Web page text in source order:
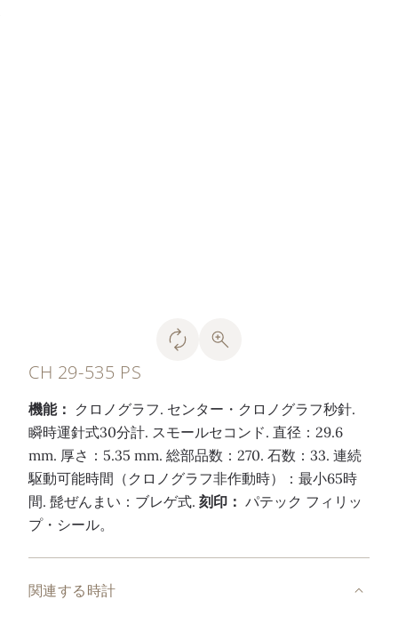
CH 29-535 PS
機能： クロノグラフ. センター・クロノグラフ秒針.
瞬時運針式30分計. スモールセコンド. 直径：29.6
mm. 厚さ：5.35 mm. 総部品数：270. 石数：33. 連続
駆動可能時間（クロノグラフ非作動時）：最小65時
間. 髭ぜんまい：ブレゲ式. 刻印： パテック フィリッ
プ・シール。
関連する時計